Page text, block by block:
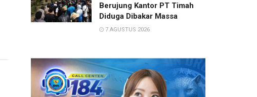
Berujung Kantor PT Timah
Diduga Dibakar Massa
7 AGUSTUS 2026